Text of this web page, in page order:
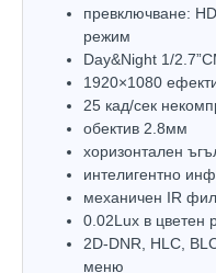
превключване:
режим
Day&Night 1/
1920×1080
25 кад/сек
обектив 2.8мм
хоризонтален
интелигентно
механичен IR
0.02Lux в цветен
2D-DNR, HLC,
меню